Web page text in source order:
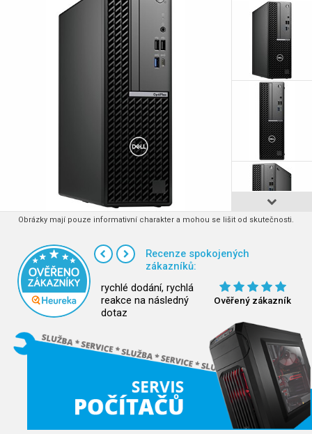
Obrázky mají pouze informativní charakter a mohou se lišit od skutečnosti.
Recenze spokojených
zákazníků:
rychlé dodání, rychlá
reakce na následný
dotaz
Ověřený zákazník